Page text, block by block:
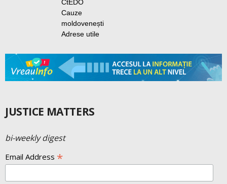
CtEDO
Cauze
moldovenești
Adrese utile
JUSTICE MATTERS
bi-weekly digest
Email Address *